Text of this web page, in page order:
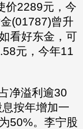
价2289元，今
(01787)曾升
看好东金，可
元，今年11
净溢利逾30
按年增加一
50%。李宁股